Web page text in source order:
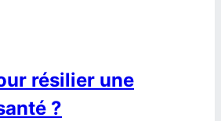
résilier une
?